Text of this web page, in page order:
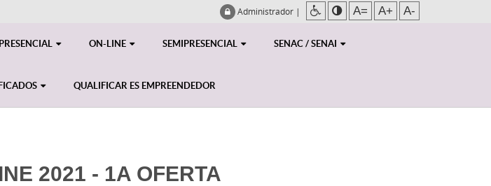
Administrador | A= A+ A-
PRESENCIAL ON-LINE SEMIPRESENCIAL SENAC / SENAI
QUALIFICAR ES EMPREENDEDOR
2021 - 1A OFERTA